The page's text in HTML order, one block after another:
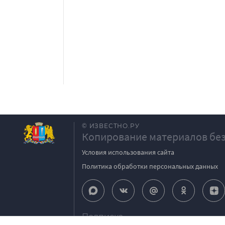
© ИЗВЕСТНО.РУ
Копирование материалов
Условия использования сайта
Политика обработки персональных данных
Подписка